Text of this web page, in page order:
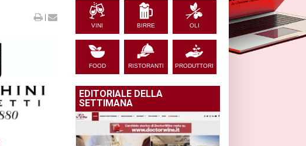
|
VINI BIRRE OLI
FOOD RISTORANTI PRODUTTORI
EDITORIALE DELLA
SETTIMANA